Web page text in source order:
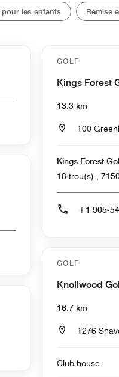
les enfants Remise
GOLF
Kings Forest
13.3 km
100
Kings Forest
+1 905-
GOLF
Knollwood
16.7 km
1276
Club-house